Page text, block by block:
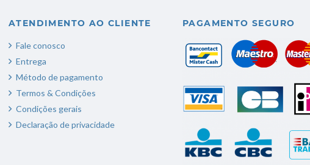
ATENDIMENTO AO CLIENTE
Fale conosco
Entrega
Método de pagamento
Termos & Condições
Condições gerais
Declaração de privacidade
PAGAMENTO SEGURO